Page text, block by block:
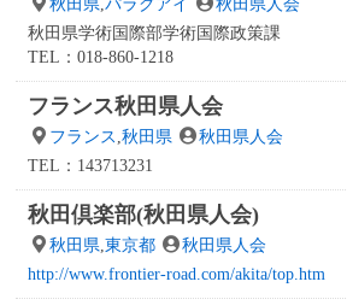
秋田県学術国際部学術国際政策課
TEL：018-860-1218
フランス秋田県人会
フランス ,秋田県
秋田県人会
TEL：143713231
秋田倶楽部(秋田県人会)
秋田県 ,東京都
秋田県人会
http://www.frontier-road.com/akita/top.htm